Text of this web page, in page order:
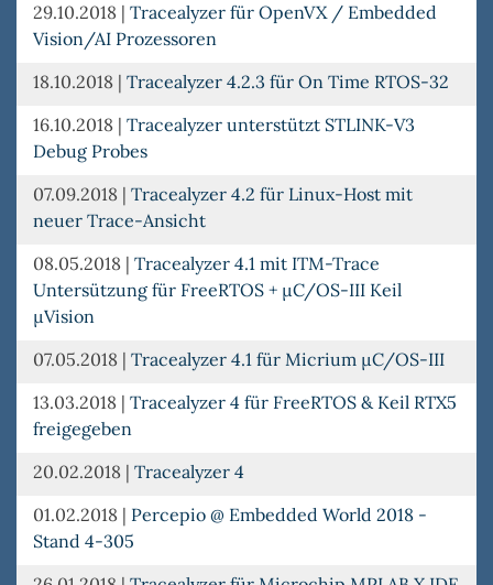
29.10.2018 | Tracealyzer für OpenVX / Embedded
Vision/AI Prozessoren
18.10.2018 | Tracealyzer 4.2.3 für On Time RTOS-32
16.10.2018 | Tracealyzer unterstützt STLINK-V3
Debug Probes
07.09.2018 | Tracealyzer 4.2 für Linux-Host mit
neuer Trace-Ansicht
08.05.2018 | Tracealyzer 4.1 mit ITM-Trace
Untersützung für FreeRTOS + µC/OS-III Keil
µVision
07.05.2018 | Tracealyzer 4.1 für Micrium µC/OS-III
13.03.2018 | Tracealyzer 4 für FreeRTOS & Keil RTX5
freigegeben
20.02.2018 | Tracealyzer 4
01.02.2018 | Percepio @ Embedded World 2018 -
Stand 4-305